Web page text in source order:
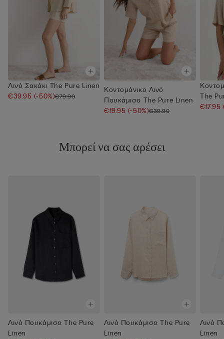
Λινό Σακάκι The Pure Linen
€39.95 (-50%)€79.90
Κοντομάνικο Λινό
Πουκάμισο The Pure Linen
€19.95 (-50%)€39.90
The
€17.95
Μπορεί να σας αρέσει
Λινό Πουκάμισο The Pure
Linen
Λινό Πουκάμισο The Pure
Linen
Λινό
Linen